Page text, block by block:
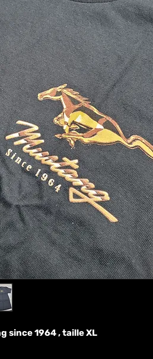
since 1964 , taille XL